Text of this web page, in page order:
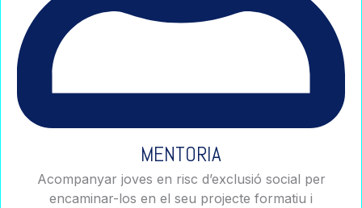
MENTORIA
Acompanyar joves en risc d’exclusió social per
encaminar-los en el seu projecte formatiu i